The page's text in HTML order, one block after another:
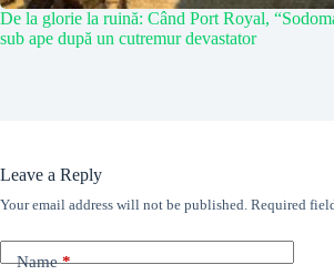
De la glorie la ruină: Când Port Royal,
sub ape după un cutremur devastator
Leave a Reply
Your email address will not be published. Required
Name*